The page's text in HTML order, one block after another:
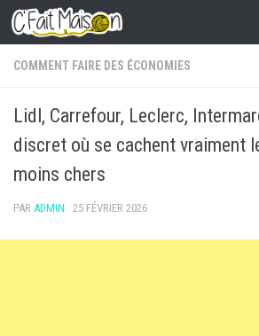
Skip to content
COMMENT FAIRE DES ÉCONOMIES
Lidl, Carrefour, Leclerc,
discret où se cachent vraiment
moins chers
PAR ADMIN · 25 FÉVRIER 2026